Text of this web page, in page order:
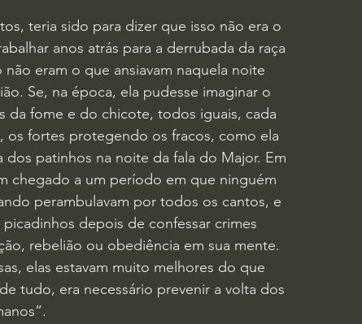
teria sido para dizer que isso não era o
anos atrás para a derrubada da raça
não eram o que ansiavam naquela noite
Se, na época, ela pudesse imaginar o
da fome e do chicote, todos iguais, cada
os fortes protegendo os fracos, como ela
patinhos na noite da fala do Major. Em
chegado a um período em que ninguém
perambulavam por todos os cantos, e
depois de confessar crimes
rebelião ou obediência em sua mente.
elas estavam muito melhores do que
tudo, era necessário prevenir a volta dos